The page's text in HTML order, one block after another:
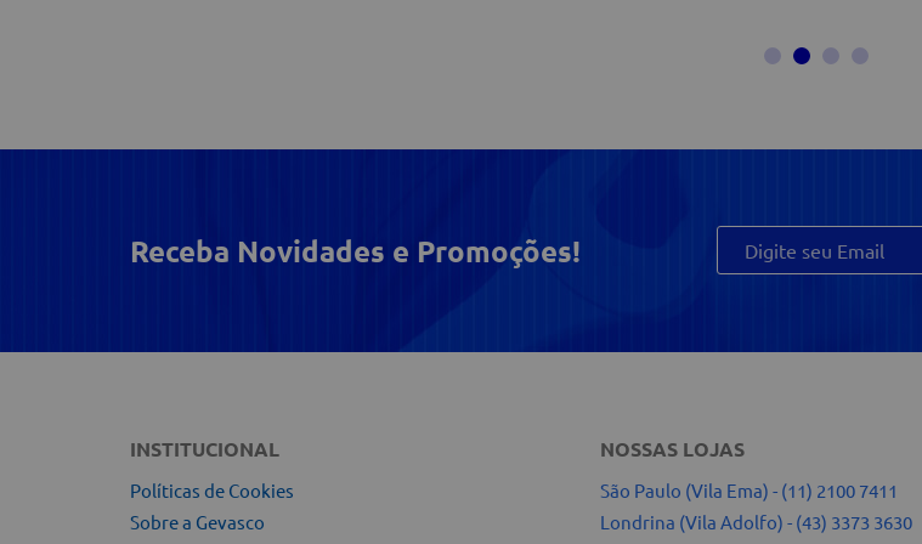
Receba Novidades e Promoções!
INSTITUCIONAL
Políticas de Cookies
Sobre a Gevasco
NOSSAS LOJAS
São Paulo (Vila Ema) - (11) 2100 7411
Londrina (Vila Adolfo) - (43) 3373 3630